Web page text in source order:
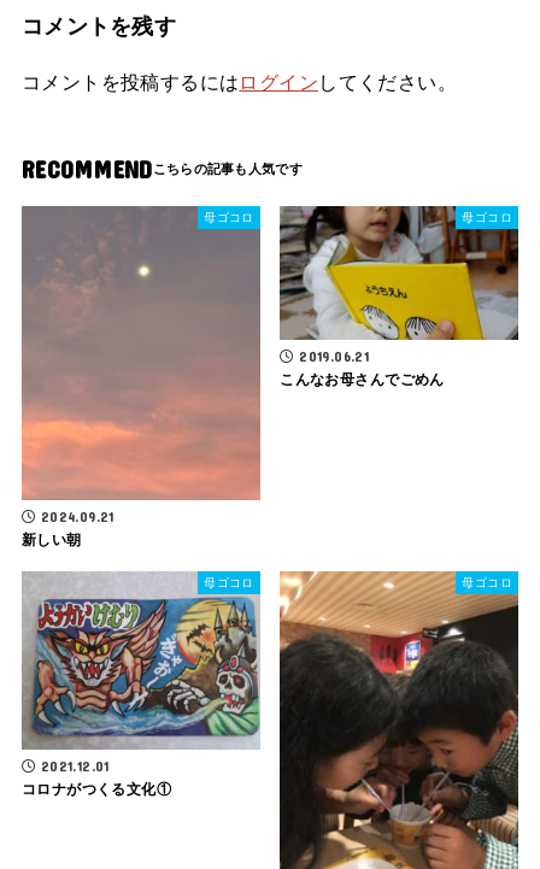
コメントを残す
コメントを投稿するには ログイン してください。
RECOMMEND
母ゴコロ
2024.09.21
新しい朝
母ゴコロ
2019.06.21
こんなお母さんでごめん
母ゴコロ
2021.12.01
コロナがつくる文化①
母ゴコロ